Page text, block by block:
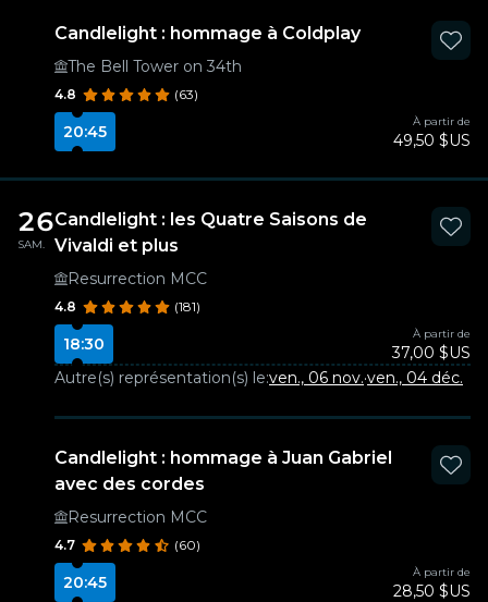
Candlelight : hommage à Coldplay
The Bell Tower on 34th
4.8 (63)
20:45
À partir de
49,50 $US
26
SAM.
Candlelight : les Quatre Saisons de
Vivaldi et plus
Resurrection MCC
4.8 (181)
18:30
À partir de
37,00 $US
Autre(s) représentation(s) le:ven., 06 nov.·ven., 04 déc.
Candlelight : hommage à Juan Gabriel
avec des cordes
Resurrection MCC
4.7 (60)
20:45
À partir de
28,50 $US